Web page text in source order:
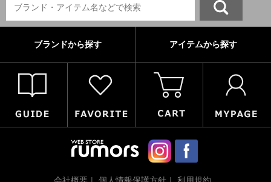
ブランドから探す アイテムから探す